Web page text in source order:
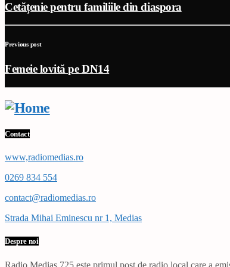
Cetățenie pentru familiile din diaspora
Previous post
Femeie lovită pe DN14
Contact
www,radiomedias.ro
0269 834 554
contact@radiomedias.ro
Strada Mihai Eminescu nr 1, Medias
Despre noi
Radio Mediaș 725 este primul post de radio local care a